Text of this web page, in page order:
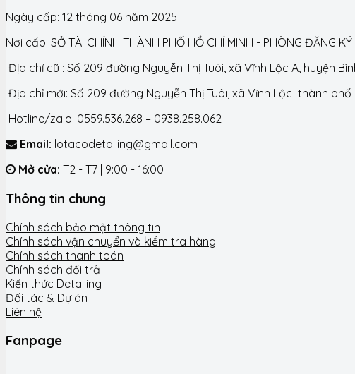
Ngày cấp: 12 tháng 06 năm 2025
Nơi cấp: SỞ TÀI CHÍNH THÀNH PHỐ HỒ CHÍ MINH - PHÒNG ĐĂNG
Địa chỉ cũ : Số 209 đường Nguyễn Thị Tuôi, xã Vĩnh Lộc A, huyện
Địa chỉ mới: Số 209 đường Nguyễn Thị Tuôi, xã Vĩnh Lộc thành phố
Hotline/zalo: 0559.536.268 – 0938.258.062
Email: lotacodetailing@gmail.com
Mở cửa: T2 - T7 | 9:00 - 16:00
Thông tin chung
Chính sách bảo mật thông tin
Chính sách vận chuyển và kiểm tra hàng
Chính sách thanh toán
Chính sách đổi trả
Kiến thức Detailing
Đối tác & Dự án
Liên hệ
Fanpage